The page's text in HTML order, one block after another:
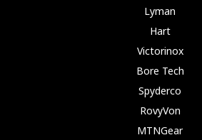
Lyman
Hart
Victorinox
Bore Tech
Spyderco
RovyVon
MTNGear